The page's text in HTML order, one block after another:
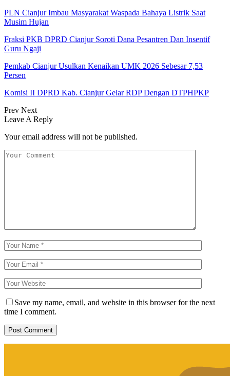
PLN Cianjur Imbau Masyarakat Waspada Bahaya Listrik Saat
Musim Hujan
Fraksi PKB DPRD Cianjur Soroti Dana Pesantren Dan Insentif
Guru Ngaji
Pemkab Cianjur Usulkan Kenaikan UMK 2026 Sebesar 7,53
Persen
Komisi II DPRD Kab. Cianjur Gelar RDP Dengan DTPHPKP
Prev Next
Leave A Reply
Your email address will not be published.
Save my name, email, and website in this browser for the next
time I comment.